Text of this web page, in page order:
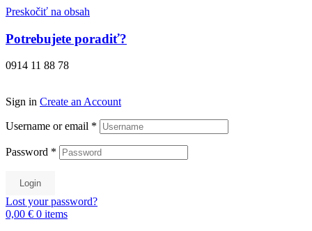
Preskočiť na obsah
Potrebujete poradiť?
0914 11 88 78
Sign in Create an Account
Username or email *
Password *
Login
Lost your password?
0,00 € 0 items